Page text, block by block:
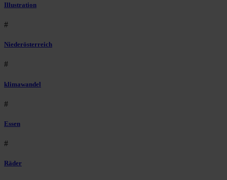
Illustration
#
Niederösterreich
#
klimawandel
#
Essen
#
Räder